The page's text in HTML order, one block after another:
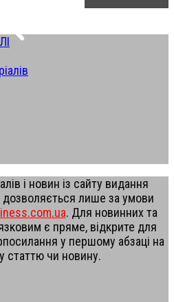
і новин із сайту видання
дозволяється лише за умови
. Для новинних та
є пряме, відкрите для
у першому абзаці на
статтю чи новину.